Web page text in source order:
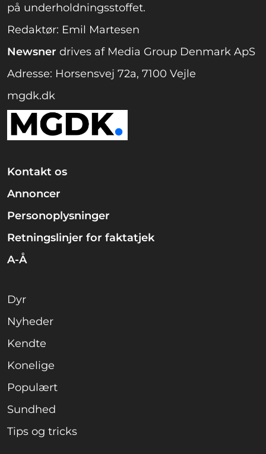
på underholdningsstoffet.
Redaktør: Emil Martesen
Newsner drives af Media Group Denmark ApS
Adresse: Horsensvej 72a, 7100 Vejle
mgdk.dk
Kontakt os
Annoncer
Personoplysninger
Retningslinjer for faktatjek
A-Å
Dyr
Nyheder
Kendte
Konelige
Populært
Sundhed
Tips og tricks